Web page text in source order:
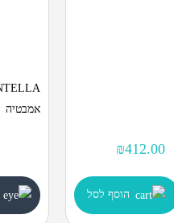
₪412.00
הוסף לסל
אמבטיה